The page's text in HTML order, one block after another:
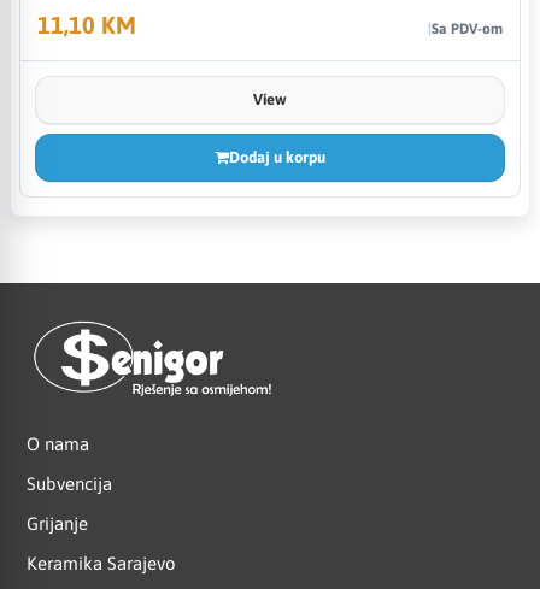
11,10 KM Sa PDV-om
View
Dodaj u korpu
O nama
Subvencija
Grijanje
Keramika Sarajevo